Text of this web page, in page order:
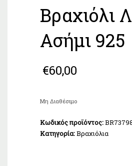
Βραχιόλι
Ασήμι 925
€60,00
Μη Διαθέσιμο
Κωδικός προϊόντος:
Κατηγορία:Βραχιόλια